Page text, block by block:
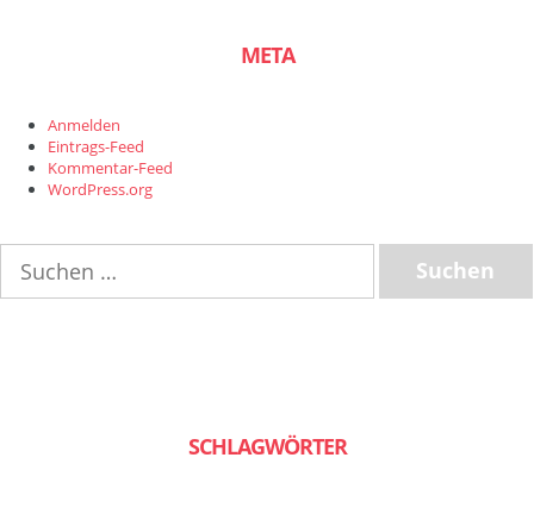
META
Anmelden
Eintrags-Feed
Kommentar-Feed
WordPress.org
nach:
SCHLAGWÖRTER